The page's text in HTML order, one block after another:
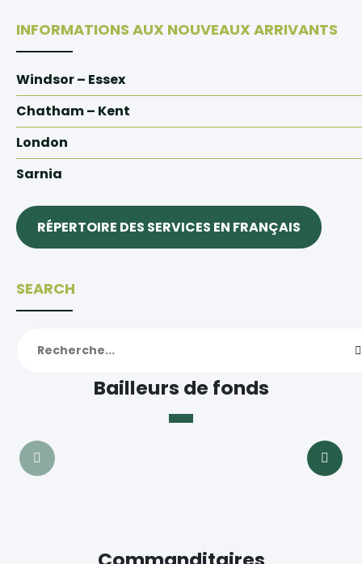
INFORMATIONS AUX NOUVEAUX ARRIVANTS
Windsor – Essex
Chatham – Kent
London
Sarnia
RÉPERTOIRE DES SERVICES EN FRANÇAIS
SEARCH
Bailleurs de fonds